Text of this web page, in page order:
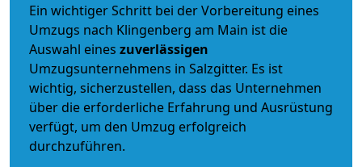
Ein wichtiger Schritt bei der Vorbereitung eines
Umzugs nach Klingenberg am Main ist die
Auswahl eines zuverlässigen
Umzugsunternehmens in Salzgitter. Es ist
wichtig, sicherzustellen, dass das Unternehmen
über die erforderliche Erfahrung und Ausrüstung
verfügt, um den Umzug erfolgreich
durchzuführen.